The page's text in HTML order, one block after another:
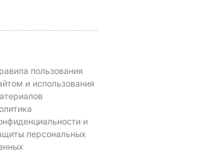
пользования
и использования
и
персональных